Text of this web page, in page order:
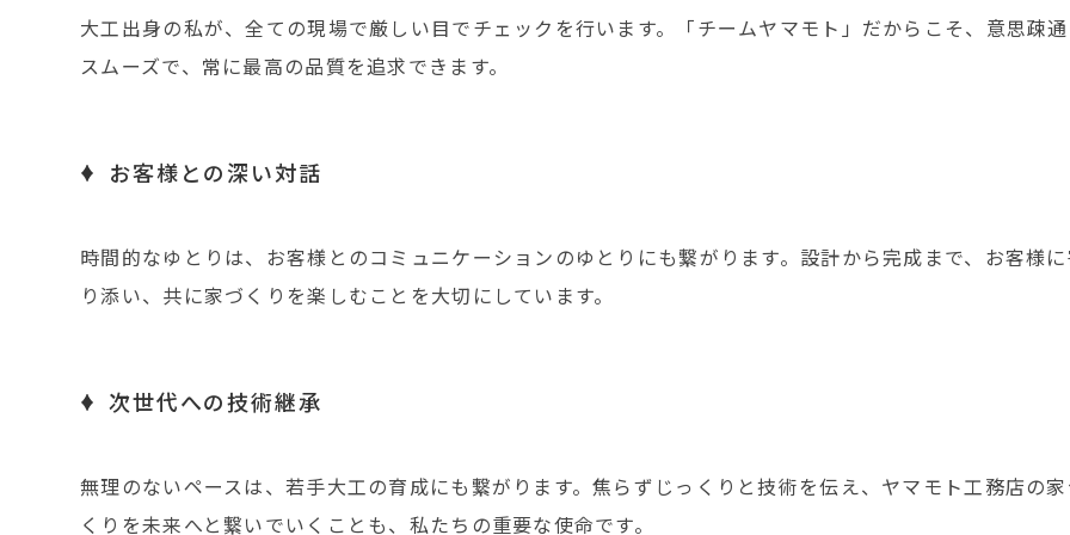
大工出身の私が、全ての現場で厳しい目でチェックを行います。「チームヤマモト」だからこそ、意思疎
スムーズで、常に最高の品質を追求できます。
お客様との深い対話
時間的なゆとりは、お客様とのコミュニケーションのゆとりにも繋がります。設計から完成まで、お客様
り添い、共に家づくりを楽しむことを大切にしています。
次世代への技術継承
無理のないペースは、若手大工の育成にも繋がります。焦らずじっくりと技術を伝え、ヤマモト工務店の
くりを未来へと繋いでいくことも、私たちの重要な使命です。